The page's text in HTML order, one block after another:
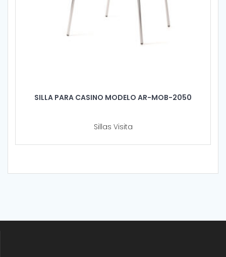
SILLA PARA CASINO MODELO AR-MOB-2050
Sillas Visita